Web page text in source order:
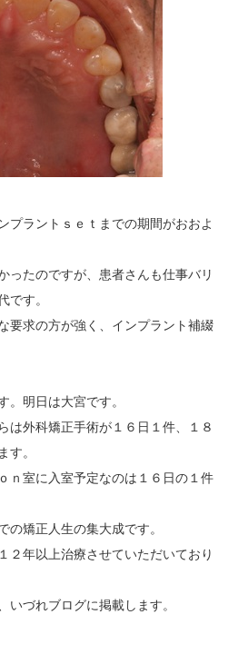
プラントｓｅｔまでの期間がおおよ
ったのですが、患者さんも仕事バリ
です。
要求の方が強く、インプラント補綴
。明日は大宮です。
は外科矯正手術が１６日１件、１８
す。
ｎ室に入室予定なのは１６日の１件
の矯正人生の集大成です。
２年以上治療させていただいており
いづれブログに掲載します。